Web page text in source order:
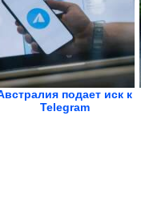
подает иск к
Telegram